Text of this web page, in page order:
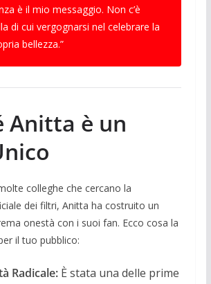
è il mio messaggio. Non c’è
di cui vergognarsi nel celebrare la
bellezza.”
Anitta è un
colleghe che cercano la
dei filtri, Anitta ha costruito un
onestà con i suoi fan. Ecco cosa la
il tuo pubblico:
Radicale:È stata una delle prime